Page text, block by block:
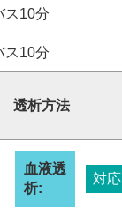
10分
10分
透析方法
血液透
析:
対応